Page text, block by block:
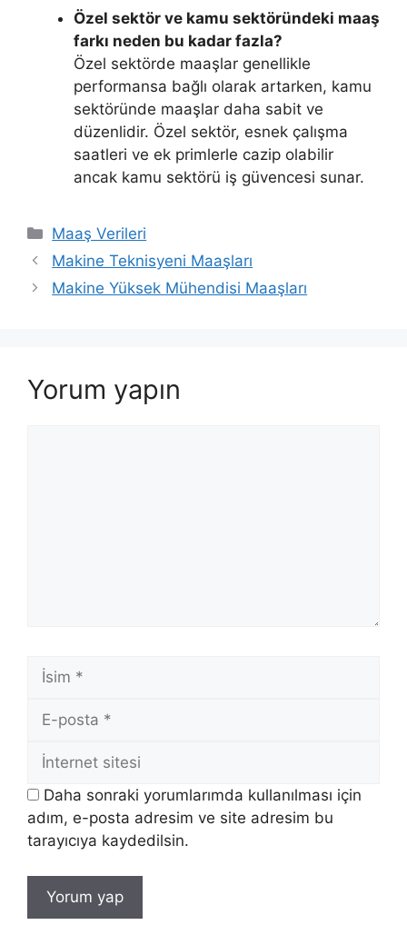
Özel sektör ve kamu sektöründeki maaş
farkı neden bu kadar fazla?
Özel sektörde maaşlar genellikle
performansa bağlı olarak artarken, kamu
sektöründe maaşlar daha sabit ve
düzenlidir. Özel sektör, esnek çalışma
saatleri ve ek primlerle cazip olabilir
ancak kamu sektörü iş güvencesi sunar.
Kategoriler
Maaş Verileri
Makine Teknisyeni Maaşları
Makine Yüksek Mühendisi Maaşları
Yorum yapın
İsim
posta
İnternet
Daha sonraki yorumlarımda kullanılması için
adım, e-posta adresim ve site adresim bu
tarayıcıya kaydedilsin.